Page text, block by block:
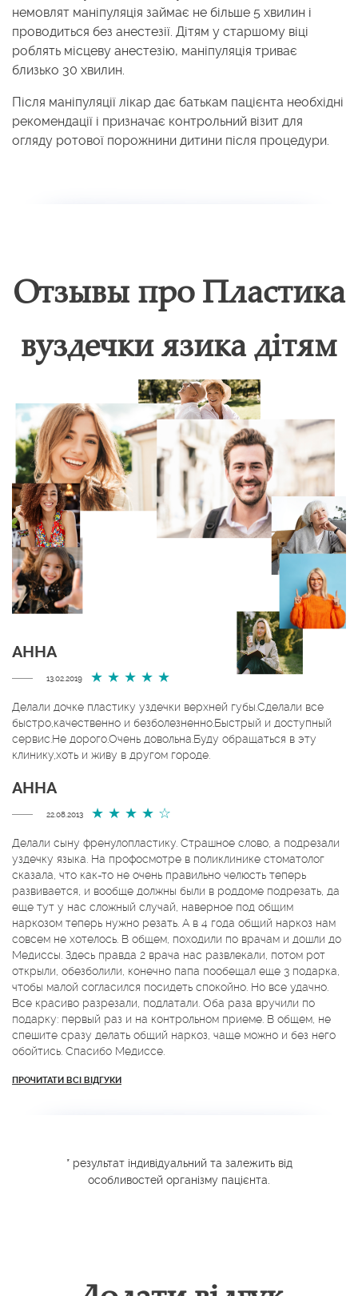
немовлят маніпуляція займає не більше 5 хвилин і
проводиться без анестезії. Дітям у старшому віці
роблять місцеву анестезію, маніпуляція триває
близько 30 хвилин.
Після маніпуляції лікар дає батькам пацієнта необхідні
рекомендації і призначає контрольний візит для
огляду ротової порожнини дитини після процедури.
Отзывы про Пластика
вуздечки язика дітям
АННА
13.02.2019
Делали дочке пластику уздечки верхней губы.Сделали все
быстро,качественно и безболезненно.Быстрый и доступный
сервис.Не дорого.Очень довольна.Буду обращаться в эту
клинику,хоть и живу в другом городе.
АННА
22.08.2013
Делали сыну френулопластику. Страшное слово, а подрезали
уздечку языка. На профосмотре в поликлинике стоматолог
сказала, что как-то не очень правильно челюсть теперь
развивается, и вообще должны были в роддоме подрезать, да
еще тут у нас сложный случай, наверное под общим
наркозом теперь нужно резать. А в 4 года общий наркоз нам
совсем не хотелось. В общем, походили по врачам и дошли до
Медиссы. Здесь правда 2 врача нас развлекали, потом рот
открыли, обезболили, конечно папа пообещал еще 3 подарка,
чтобы малой согласился посидеть спокойно. Но все удачно.
Все красиво разрезали, подлатали. Оба раза вручили по
подарку: первый раз и на контрольном приеме. В общем, не
спешите сразу делать общий наркоз, чаще можно и без него
обойтись. Спасибо Медиссе.
ПРОЧИТАТИ ВСІ ВІДГУКИ
* результат індивідуальний та залежить від
особливостей організму пацієнта.